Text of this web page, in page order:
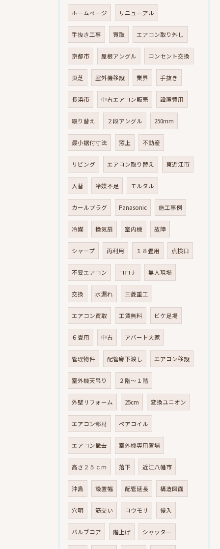
ホームページ リニューアル
手抜き工事 買取 エアコン取り外し
京都市 屋根アングル コンセント交換
東芝 室外機移設 業界 手抜き
長浜市 中古エアコン販売 設置費用
取り替え ２段アングル 250mm
最小据付寸法 窓上 不動産
リビング エアコン取り替え 東近江市
入替 冷媒不足 モルタル
カールプラグ Panasonic 施工事例
冷媒 換気扇 室内機 故障
シャープ 再利用 １８畳用 点検口
不要エアコン コロナ 無人現場
交換 水漏れ 三菱重工
エアコン買取 工賃無料 ビケ足場
６畳用 中古 アパート大家
管理物件 配管廊下渡し エアコン移設
室外機天吊り ２階～１階
外壁リフォーム 25cm 変換ユニオン
エアコン部材 ペアコイル
エアコン撤去 室外機専用置場
高さ２５ｃｍ 落下 近江八幡市
沖島 設置幅 配管延長 構造図面
穴明 筋交い コウモリ 侵入
バルブコア 階上げ シャッター